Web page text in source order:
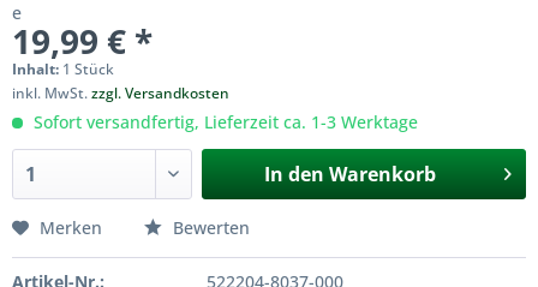
e
19,99 € *
Inhalt: 1 Stück
inkl. MwSt.zzgl. Versandkosten
Sofort versandfertig, Lieferzeit ca. 1-3 Werktage
In den Warenkorb
Merken Bewerten
Artikel-Nr.: 522204-8037-000